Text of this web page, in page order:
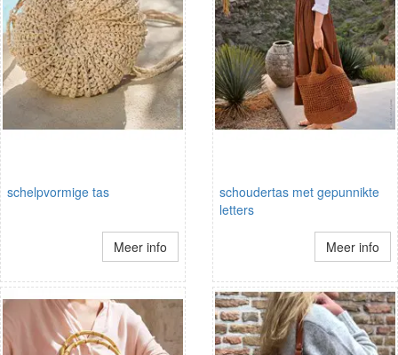
schelpvormige tas
Meer info
schoudertas met gepunnikte
letters
Meer info